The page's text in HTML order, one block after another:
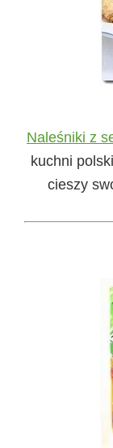
Naleśniki z
kuchni
cieszy